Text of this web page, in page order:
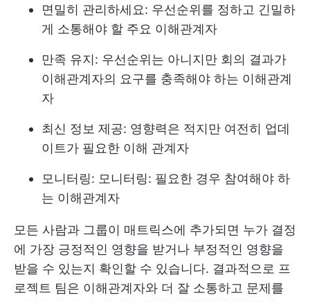
면밀히 관리하세요: 우선순위를 정하고 긴밀하
게 소통해야 할 주요 이해관계자
만족 유지: 우선순위는 아니지만 회의 결과가
이해관계자의 요구를 충족해야 하는 이해관계
자
최신 정보 제공: 영향력은 적지만 여전히 업데
이트가 필요한 이해 관계자
모니터링: 모니터링: 필요한 경우 참여해야 하
는 이해관계자
모든 사람과 그룹이 매트릭스에 추가되면 누가 결정
에 가장 긍정적인 영향을 받거나 부정적인 영향을
받을 수 있는지 확인할 수 있습니다. 결과적으로 프
로젝트 팀은 이해관계자와 더 잘 소통하고 문제를